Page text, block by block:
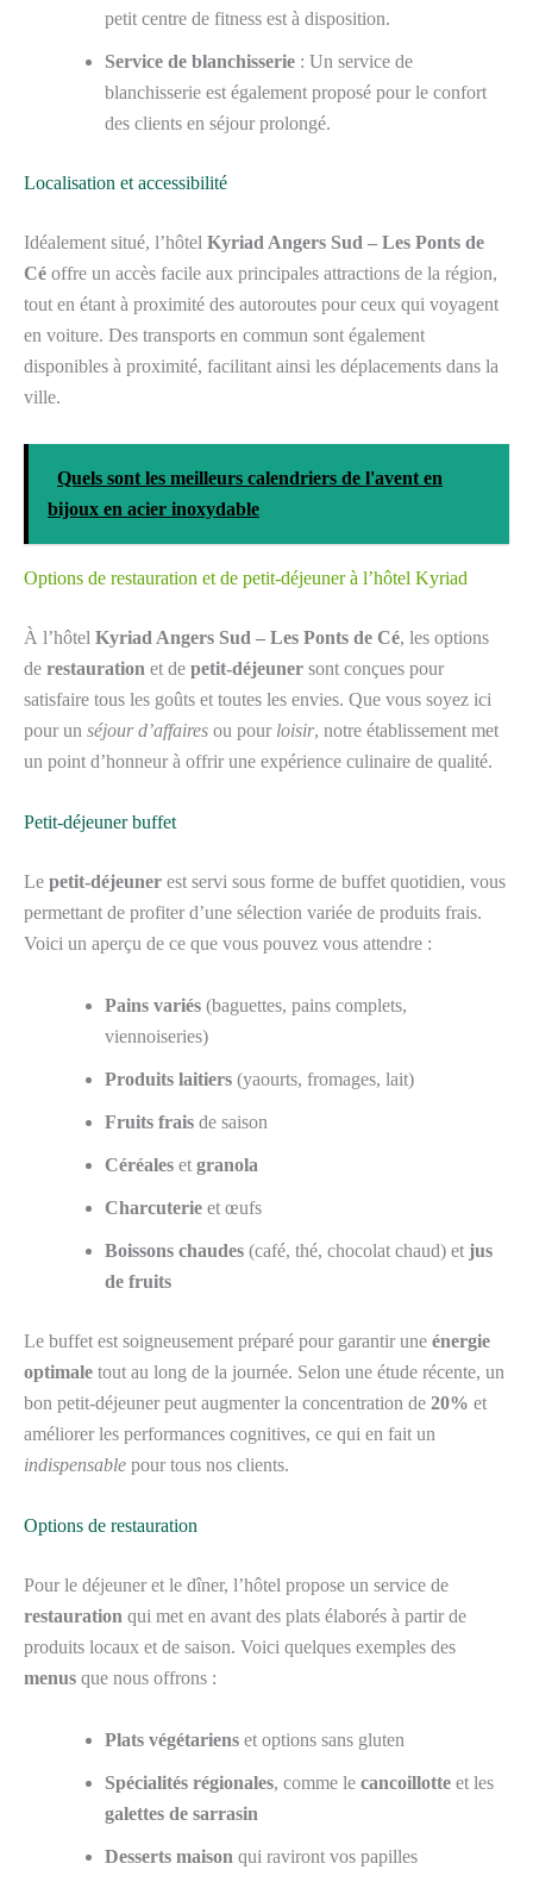
petit centre de fitness est à disposition.
Service de blanchisserie : Un service de
blanchisserie est également proposé pour le confort
des clients en séjour prolongé.
Localisation et accessibilité
Idéalement situé, l’hôtel Kyriad Angers Sud – Les Ponts de
Cé offre un accès facile aux principales attractions de la région,
tout en étant à proximité des autoroutes pour ceux qui voyagent
en voiture. Des transports en commun sont également
disponibles à proximité, facilitant ainsi les déplacements dans la
ville.
Quels sont les meilleurs calendriers de l'avent en
bijoux en acier inoxydable
Options de restauration et de petit-déjeuner à l’hôtel Kyriad
À l’hôtel Kyriad Angers Sud – Les Ponts de Cé, les options
de restauration et de petit-déjeuner sont conçues pour
satisfaire tous les goûts et toutes les envies. Que vous soyez ici
pour un séjour d’affaires ou pour loisir, notre établissement met
un point d’honneur à offrir une expérience culinaire de qualité.
Petit-déjeuner buffet
Le petit-déjeuner est servi sous forme de buffet quotidien, vous
permettant de profiter d’une sélection variée de produits frais.
Voici un aperçu de ce que vous pouvez vous attendre :
Pains variés (baguettes, pains complets,
viennoiseries)
Produits laitiers (yaourts, fromages, lait)
Fruits frais de saison
Céréales et granola
Charcuterie et œufs
Boissons chaudes (café, thé, chocolat chaud) et jus
de fruits
Le buffet est soigneusement préparé pour garantir une énergie
optimale tout au long de la journée. Selon une étude récente, un
bon petit-déjeuner peut augmenter la concentration de 20% et
améliorer les performances cognitives, ce qui en fait un
indispensable pour tous nos clients.
Options de restauration
Pour le déjeuner et le dîner, l’hôtel propose un service de
restauration qui met en avant des plats élaborés à partir de
produits locaux et de saison. Voici quelques exemples des
menus que nous offrons :
Plats végétariens et options sans gluten
Spécialités régionales, comme le cancoillotte et les
galettes de sarrasin
Desserts maison qui raviront vos papilles